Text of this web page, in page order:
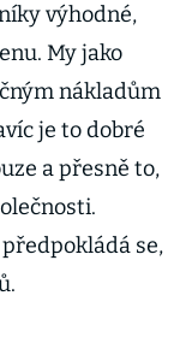
výhodné,
My jako
nákladům
je to dobré
a přesně to,
se,